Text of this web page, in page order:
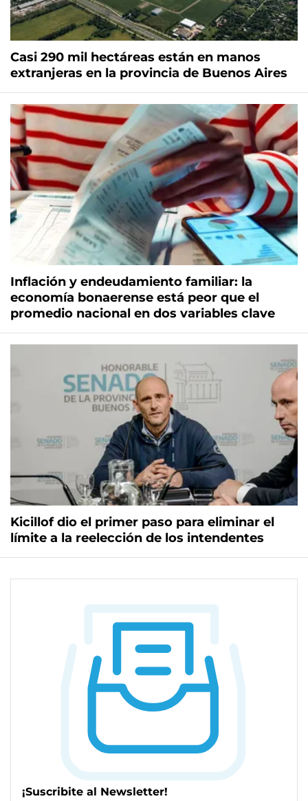
Casi 290 mil hectáreas están en manos
extranjeras en la provincia de Buenos Aires
Inflación y endeudamiento familiar: la
economía bonaerense está peor que el
promedio nacional en dos variables clave
Kicillof dio el primer paso para eliminar el
límite a la reelección de los intendentes
¡Suscribite al Newsletter!